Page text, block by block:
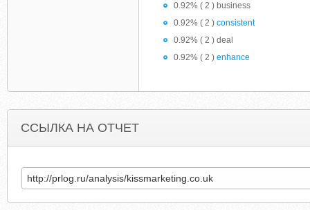
0.92% ( 2 ) business
0.92% ( 2 ) consistent
0.92% ( 2 ) deal
0.92% ( 2 ) enhance
ССЫЛКА НА ОТЧЕТ